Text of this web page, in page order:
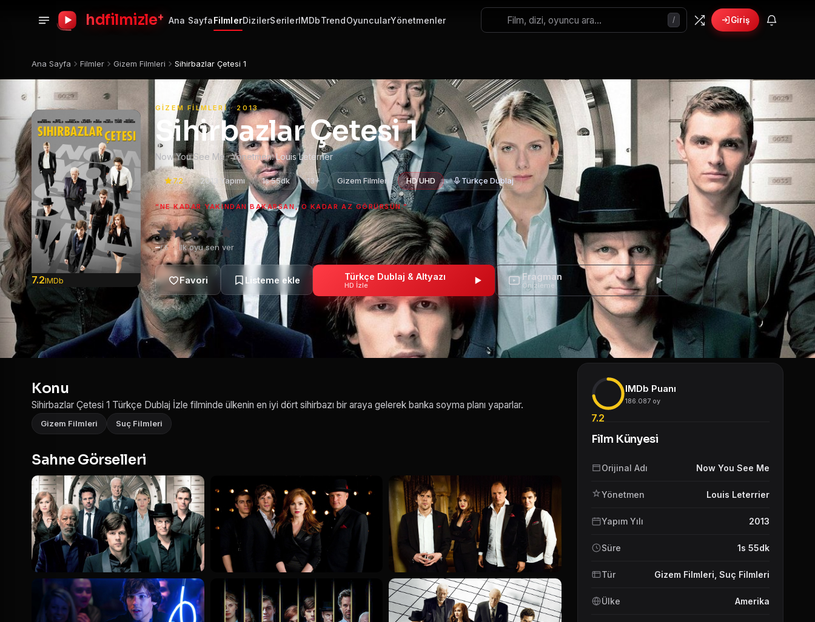
hdfilmizle+ Ana SayfaFilmlerDizilerSerilerIMDbTrendOyuncularYönetmenler / Giriş
Ana Sayfa Filmler Gizem Filmleri Sihirbazlar Çetesi 1
7.2IMDb
GIZEM FILMLERI · 2013
Sihirbazlar Çetesi 1
Now You See Me · Yönetmen:Louis Leterrier
7.2 2013 Yapımı 1s 55dk 13+ Gizem Filmleri HD UHD Türkçe Dublaj
“NE KADAR YAKINDAN BAKARSAN, O KADAR AZ GÖRÜRSÜN.”
–/ 5 · İlk oyu sen ver
Türkçe Dublaj & Altyazı
HD İzle
Fragman
Önizleme
Konu
Sihirbazlar Çetesi 1 Türkçe Dublaj İzle filminde ülkenin en iyi dört sihirbazı bir araya gelerek banka soyma planı yaparlar.
Gizem Filmleri Suç Filmleri
Sahne Görselleri
7.2
IMDb Puanı
186.087 oy
Film Künyesi
Orijinal Adı Now You See Me
Yönetmen Louis Leterrier
Yapım Yılı 2013
Süre 1s 55dk
Tür Gizem Filmleri Suç Filmleri
Ülke Amerika